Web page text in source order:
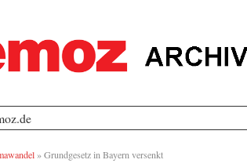
»Grundgesetz in Bayern versenkt